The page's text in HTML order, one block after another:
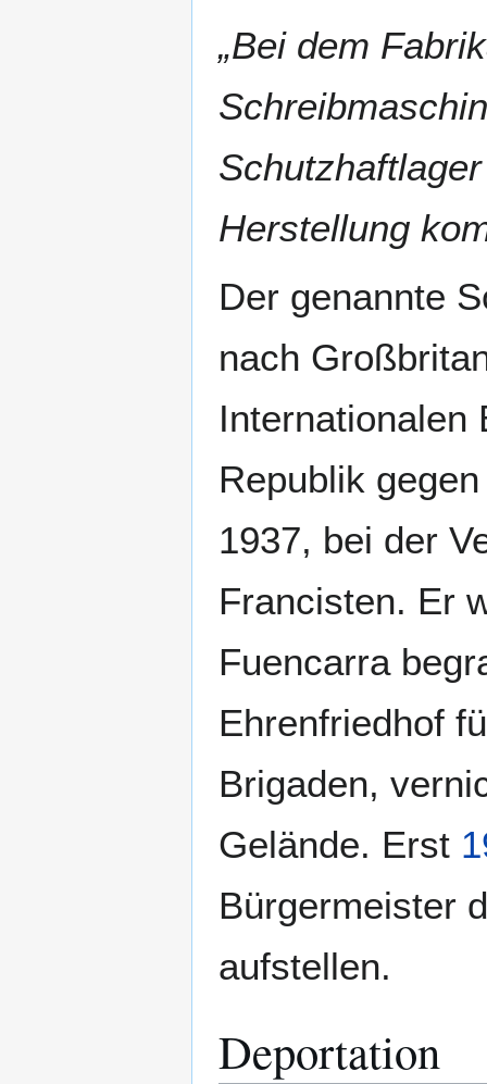
„Bei dem
Herstellung
Der genannte
nach
Internationalen
Republik
1937, bei der
Francisten. Er
Fuencarra
Ehrenfriedhof
Brigaden,
Gelände. Erst
Bürgermeister
aufstellen.
Deportation